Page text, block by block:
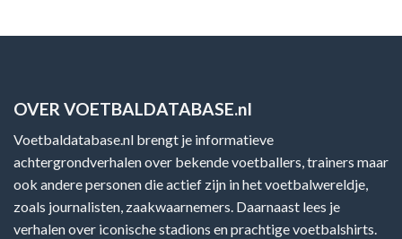
OVER VOETBALDATABASE.nl
Voetbaldatabase.nl brengt je informatieve
achtergrondverhalen over bekende voetballers, trainers maar
ook andere personen die actief zijn in het voetbalwereldje,
zoals journalisten, zaakwaarnemers. Daarnaast lees je
verhalen over iconische stadions en prachtige voetbalshirts.